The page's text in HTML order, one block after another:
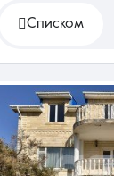
Сравнение
Списком